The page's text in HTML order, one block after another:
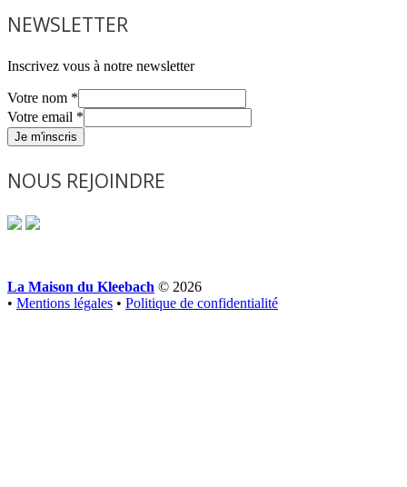
NEWSLETTER
Inscrivez vous à notre newsletter
Votre nom *
Votre email *
Je m'inscris
NOUS REJOINDRE
La Maison du Kleebach © 2026
• Mentions légales • Politique de confidentialité